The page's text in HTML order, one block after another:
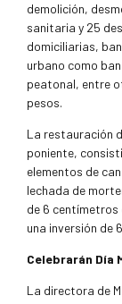
demolición,
sanitaria y 25
domiciliarias,
urbano como
peatonal, entre
pesos.
La restauración
poniente,
elementos de
lechada de
de 6 centímetros
una inversión de
Celebrarán Día
La directora de